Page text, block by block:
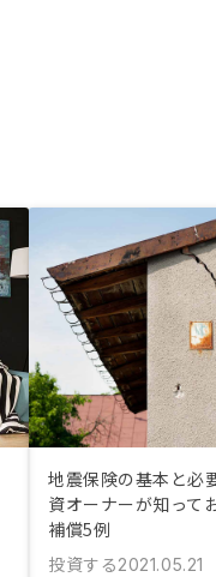
地震保険の基本と必
資オーナーが知って
補償5例
投資する2021.05.21